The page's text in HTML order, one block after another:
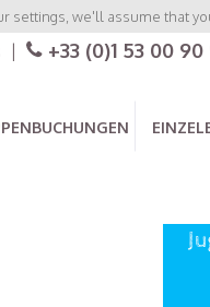
we'll assume that
+33 (0)1 53 00 90